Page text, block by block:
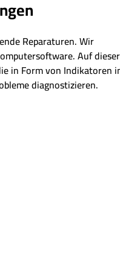
Reparaturen. Wir
Auf dieser
in Form von Indikatoren
diagnostizieren.